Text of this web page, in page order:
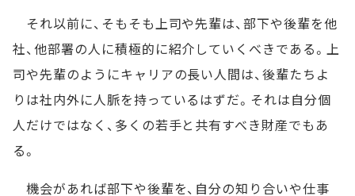
それ以前に、そもそも上司や先輩は、部下や後輩を他
社、他部署の人に積極的に紹介していくべきである。上
司や先輩のようにキャリアの長い人間は、後輩たちよ
りは社内外に人脈を持っているはずだ。それは自分個
人だけではなく、多くの若手と共有すべき財産でもあ
る。
機会があれば部下や後輩を、自分の知り合いや仕事